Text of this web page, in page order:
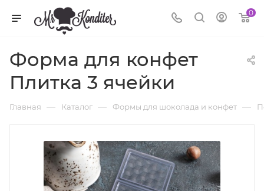
0
Форма для конфет
Плитка 3 ячейки
Главная — Каталог — Формы для шоколада и конфет —